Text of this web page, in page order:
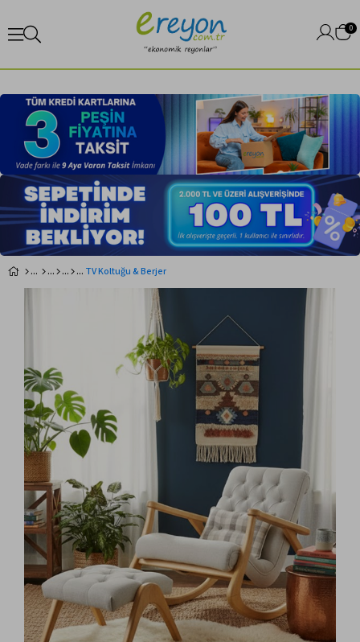
0
TV Koltuğu & Berjer